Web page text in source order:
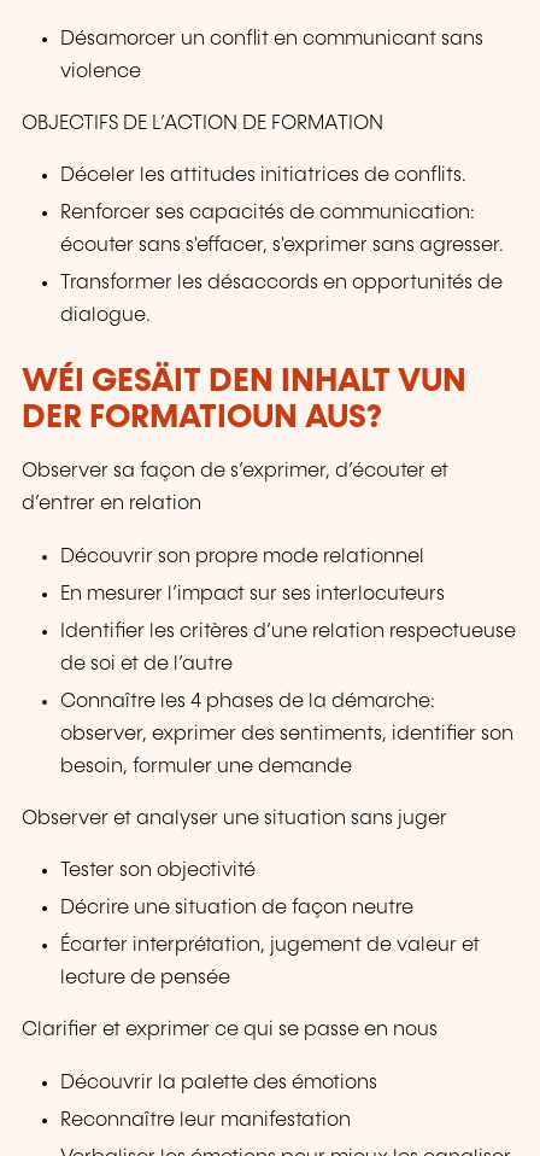
Désamorcer un conflit en communicant sans
violence
OBJECTIFS DE L’ACTION DE FORMATION
Déceler les attitudes initiatrices de conflits.
Renforcer ses capacités de communication:
écouter sans s'effacer, s'exprimer sans agresser.
Transformer les désaccords en opportunités de
dialogue.
WÉI GESÄIT DEN INHALT VUN
DER FORMATIOUN AUS?
Observer sa façon de s’exprimer, d’écouter et
d’entrer en relation
Découvrir son propre mode relationnel
En mesurer l’impact sur ses interlocuteurs
Identifier les critères d’une relation respectueuse
de soi et de l’autre
Connaître les 4 phases de la démarche:
observer, exprimer des sentiments, identifier son
besoin, formuler une demande
Observer et analyser une situation sans juger
Tester son objectivité
Décrire une situation de façon neutre
Écarter interprétation, jugement de valeur et
lecture de pensée
Clarifier et exprimer ce qui se passe en nous
Découvrir la palette des émotions
Reconnaître leur manifestation